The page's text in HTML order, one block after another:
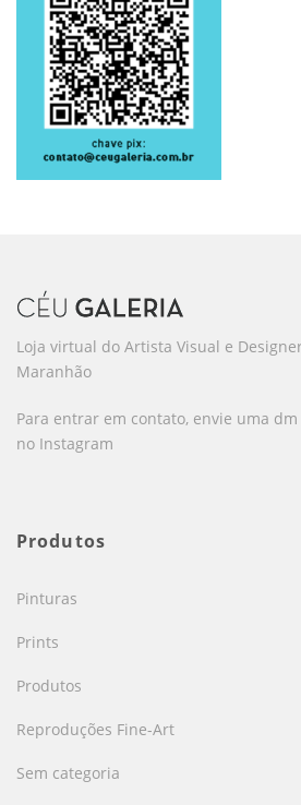
Loja virtual do Artista Visual e
Maranhão
Para entrar em contato, envie uma
no Instagram
Produtos
Pinturas
Prints
Produtos
Reproduções Fine-Art
Sem categoria